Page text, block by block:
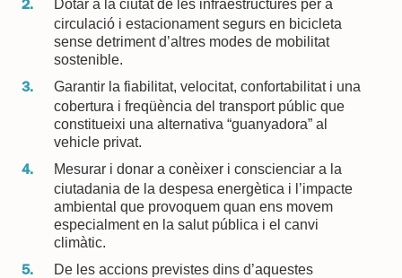
Dotar a la ciutat de les infraestructures per a
circulació i estacionament segurs en bicicleta
sense detriment d’altres modes de mobilitat
sostenible.
Garantir la fiabilitat, velocitat, confortabilitat i una
cobertura i freqüència del transport públic que
constitueixi una alternativa “guanyadora” al
vehicle privat.
Mesurar i donar a conèixer i conscienciar a la
ciutadania de la despesa energètica i l’impacte
ambiental que provoquem quan ens movem
especialment en la salut pública i el canvi
climàtic.
De les accions previstes dins d’aquestes